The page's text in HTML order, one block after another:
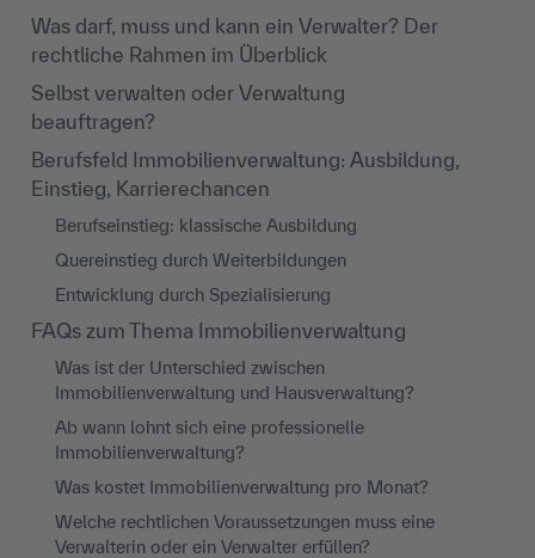
Was darf, muss und kann ein Verwalter? Der
rechtliche Rahmen im Überblick
Selbst verwalten oder Verwaltung
beauftragen?
Berufsfeld Immobilienverwaltung: Ausbildung,
Einstieg, Karrierechancen
Berufseinstieg: klassische Ausbildung
Quereinstieg durch Weiterbildungen
Entwicklung durch Spezialisierung
FAQs zum Thema Immobilienverwaltung
Was ist der Unterschied zwischen
Immobilienverwaltung und Hausverwaltung?
Ab wann lohnt sich eine professionelle
Immobilienverwaltung?
Was kostet Immobilienverwaltung pro Monat?
Welche rechtlichen Voraussetzungen muss eine
Verwalterin oder ein Verwalter erfüllen?